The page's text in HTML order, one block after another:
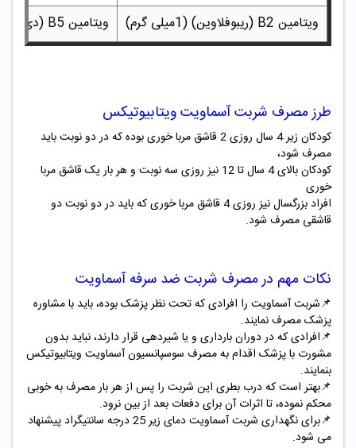
ویتامین B2 (ریبوفلاوین) (1میلی گرم)
ویتامین B5 (دی پانتنول) (5 میلی گرم)
طرز مصرف شربت آسماویت ویتابیوتیکس
کودکان زیر 4 سال روزی 2 قاشق مربا خوری بوده که در دو نوبت باید
مصرف شود،
کودکان بالای 4 سال تا 12 نیز روزی سه نوبت و هر بار یک قاشق مربا
خوری
افراد بزرگسال نیز روزی 4 قاشق مربا خوری که باید در دو نوبت دو
قاشقی مصرف شود.
نکات مهم در مصرف شربت ضد سرفه آسماویت
📌شربت آسماویت را افرادی که تحت نظر پزشک بوده، باید با مشاوره
پزشک مصرف نمایند.
📌افرادی که در دوران بارداری و یا شیردهی قرار دارند، نباید بدون
مشورت با پزشک اقدام به مصرف سوسپانسیون آسماویت ویتابیوتیکس
بنمایند.
📌بهتر است که درب بطری این شربت را پس از هر بار مصرف به خوبی
محکم نموده، تا اثرات آن برای دفعات بعد از بین نرود.
📌
برای نگهداری شربت آسماویت دمای زیر 25 درجه سانتیگراد پیشنهاد
می شود.